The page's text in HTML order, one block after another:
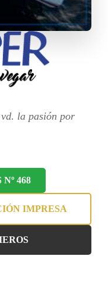
la pasión por
468
IMPRESA